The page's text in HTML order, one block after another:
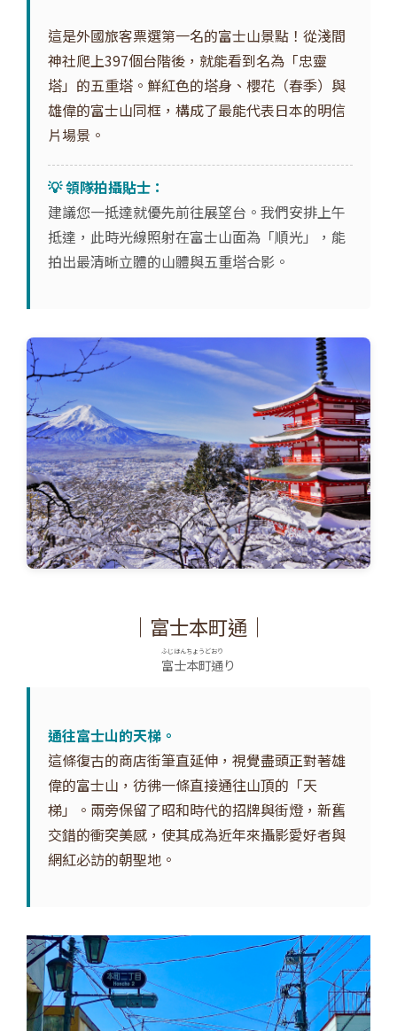
這是外國旅客票選第一名的富士山景點！從淺間
神社爬上397個台階後，就能看到名為「忠靈
塔」的五重塔。鮮紅色的塔身、櫻花（春季）與
雄偉的富士山同框，構成了最能代表日本的明信
片場景。
💡 領隊拍攝貼士：
建議您一抵達就優先前往展望台。我們安排上午
抵達，此時光線照射在富士山面為「順光」，能
拍出最清晰立體的山體與五重塔合影。
｜富士本町通｜
富士本町通
ふじほんちょうどおり
り
通往富士山的天梯。
這條復古的商店街筆直延伸，視覺盡頭正對著雄
偉的富士山，彷彿一條直接通往山頂的「天
梯」。兩旁保留了昭和時代的招牌與街燈，新舊
交錯的衝突美感，使其成為近年來攝影愛好者與
網紅必訪的朝聖地。